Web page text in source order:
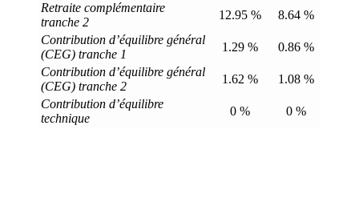
Retraite complémentaire
tranche 2
12.95 %
8.64 %
Contribution d’équilibre général
(CEG) tranche 1
1.29 %
0.86 %
Contribution d’équilibre général
(CEG) tranche 2
1.62 %
1.08 %
Contribution d’équilibre
technique
0 % 0 %